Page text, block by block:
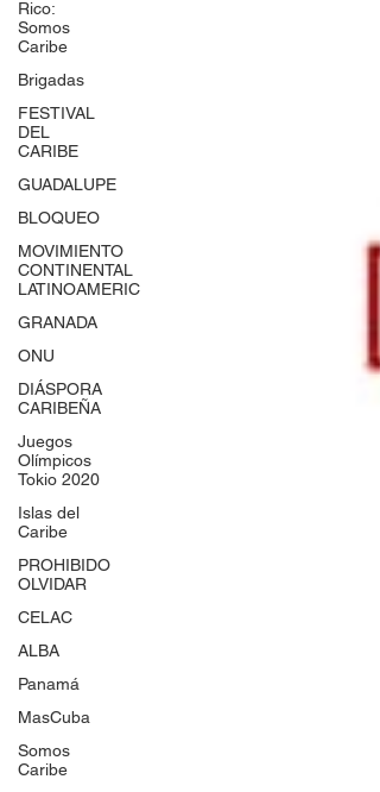
Rico:
Somos
Caribe
Brigadas
FESTIVAL
DEL
CARIBE
GUADALUPE
BLOQUEO
MOVIMIENTO
CONTINENTAL
LATINOAMERIC
GRANADA
ONU
DIÁSPORA
CARIBEÑA
Juegos
Olímpicos
Tokio 2020
Islas del
Caribe
PROHIBIDO
OLVIDAR
CELAC
ALBA
Panamá
MasCuba
Somos
Caribe